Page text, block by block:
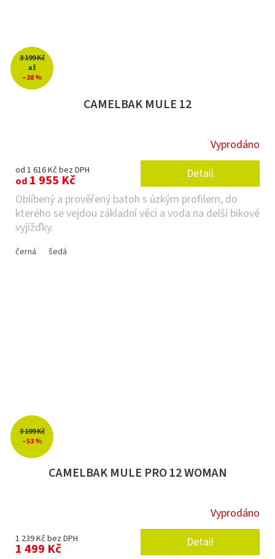
3 199 Kč
až
–38 %
CAMELBAK MULE 12
Vyprodáno
od 1 616 Kč bez DPH
od 1 955 Kč
Detail
Oblíbený a prověřený batoh s úzkým profilem, do
kterého se vejdou základní věci a voda na delší bikové
vyjížďky.
černá šedá
3 199 Kč
–53 %
CAMELBAK MULE PRO 12 WOMAN
Vyprodáno
1 239 Kč bez DPH
1 499 Kč
Detail